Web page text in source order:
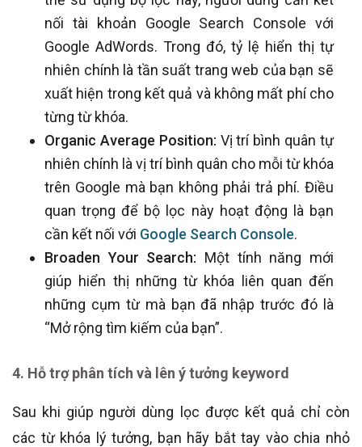
nối tài khoản Google Search Console với
Google AdWords. Trong đó, tỷ lệ hiển thị tự
nhiên chính là tần suất trang web của bạn sẽ
xuất hiện trong kết quả và không mất phí cho
từng từ khóa.
Organic Average Position: Vị trí bình quân tự
nhiên chính là vị trí bình quân cho mỗi từ khóa
trên Google mà bạn không phải trả phí. Điều
quan trọng để bộ lọc này hoạt động là bạn
cần kết nối với Google Search Console.
Broaden Your Search: Một tính năng mới
giúp hiển thị những từ khóa liên quan đến
những cụm từ mà bạn đã nhập trước đó là
“Mở rộng tìm kiếm của bạn”.
4. Hỗ trợ phân tích và lên ý tưởng keyword
Sau khi giúp người dùng lọc được kết quả chỉ còn
các từ khóa lý tưởng, bạn hãy bắt tay vào chia nhỏ